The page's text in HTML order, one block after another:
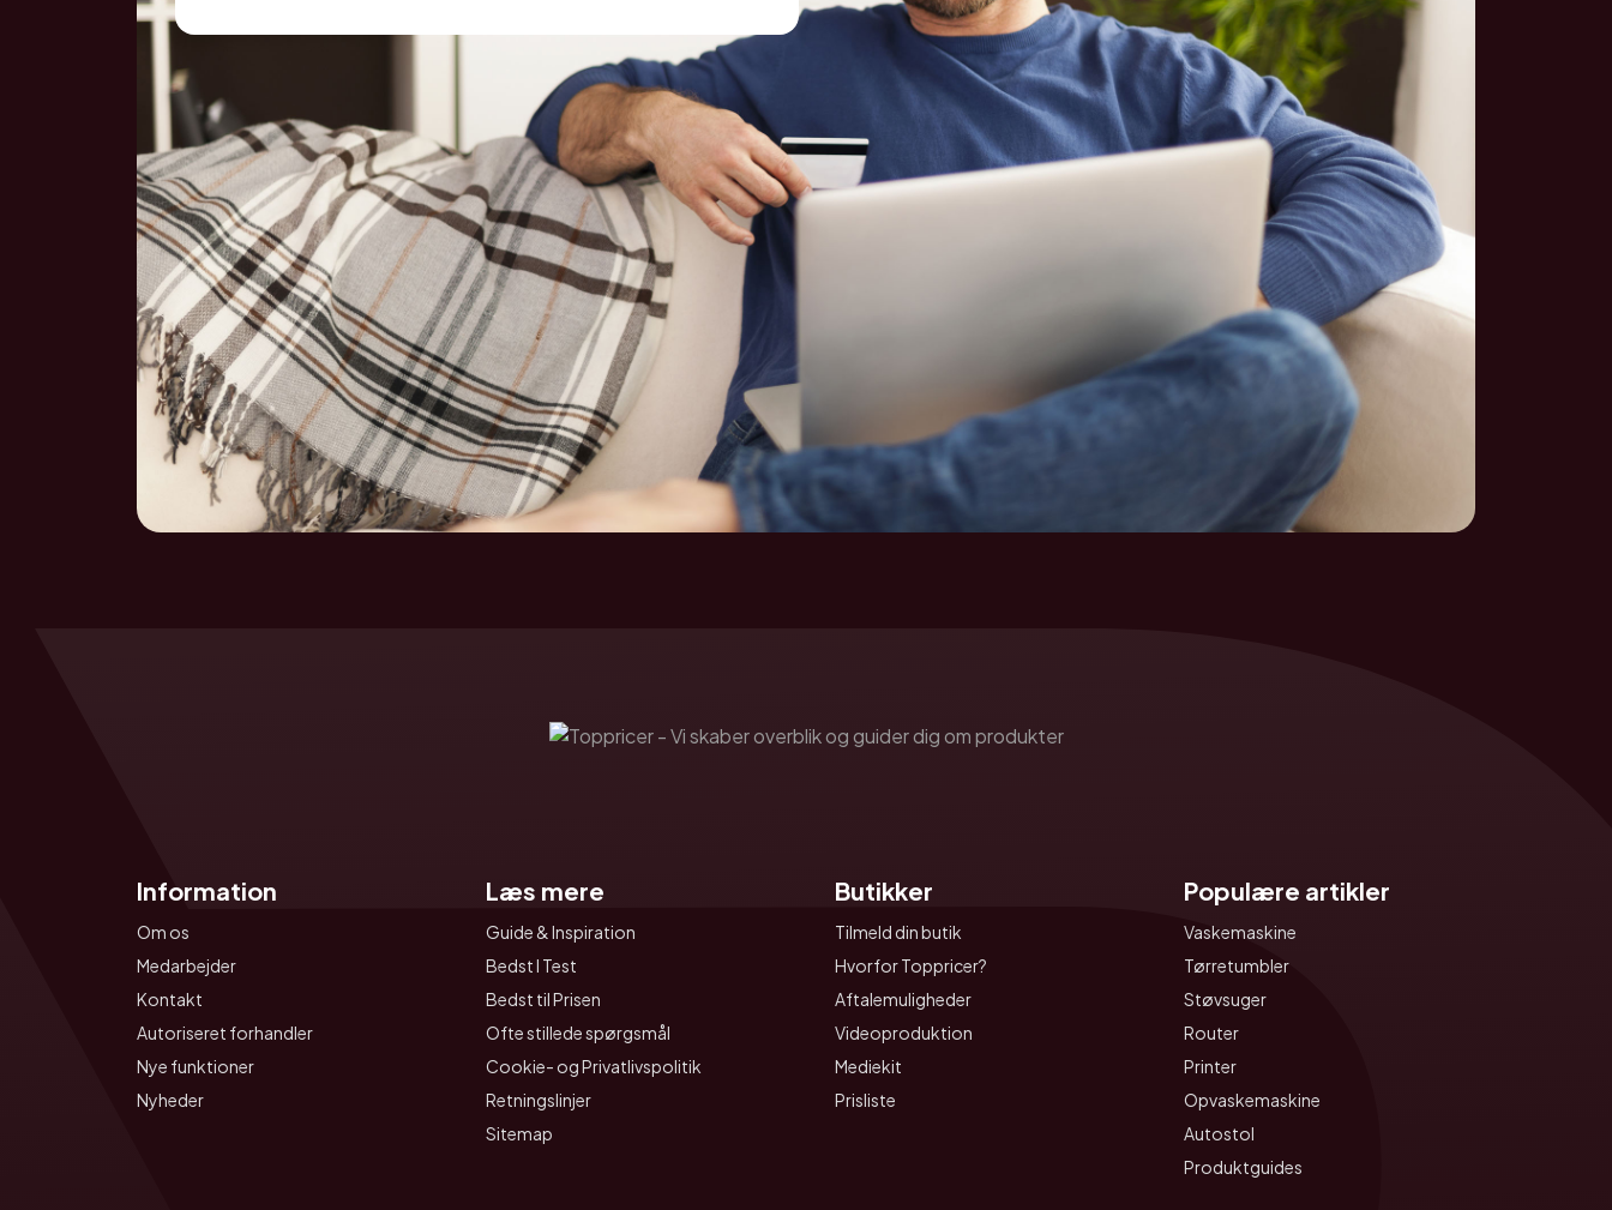
Information
Om os
Medarbejder
Kontakt
Autoriseret forhandler
Nye funktioner
Nyheder
Læs mere
Guide & Inspiration
Bedst I Test
Bedst til Prisen
Ofte stillede spørgsmål
Cookie- og Privatlivspolitik
Retningslinjer
Sitemap
Butikker
Tilmeld din butik
Hvorfor Toppricer?
Aftalemuligheder
Videoproduktion
Mediekit
Prisliste
Populære artikler
Vaskemaskine
Tørretumbler
Støvsuger
Router
Printer
Opvaskemaskine
Autostol
Produktguides